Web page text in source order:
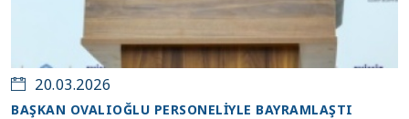
20.03.2026
BAŞKAN OVALIOĞLU PERSONELİYLE BAYRAMLAŞTI